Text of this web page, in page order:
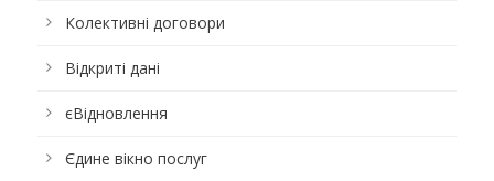
Колективні договори
Відкриті дані
єВідновлення
Єдине вікно послуг